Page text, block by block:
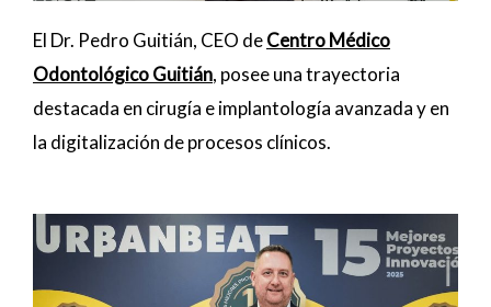
El Dr. Pedro Guitián, CEO deCentro Médico
Odontológico Guitián, posee una trayectoria
destacada en cirugía e implantología avanzada y en
la digitalización de procesos clínicos.